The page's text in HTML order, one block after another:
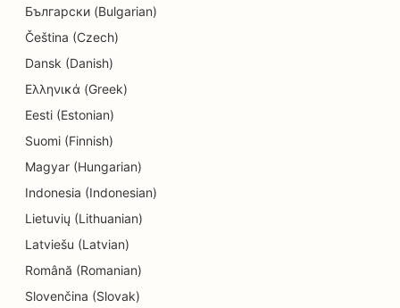
SEO for renserier
SEO for elektronikkbutikker
SEO for endodontister
SEO for ingeniørfirmaer
EO for etniske restauranter
SEO for rømningsrom
SEO for ansiktsløftningstjenester
Български (Bulgarian)
Čeština (Czech)
Dansk (Danish)
Ελληνικά (Greek)
Eesti (Estonian)
Suomi (Finnish)
Magyar (Hungarian)
Indonesia (Indonesian)
Lietuvių (Lithuanian)
Latviešu (Latvian)
Română (Romanian)
Slovenčina (Slovak)